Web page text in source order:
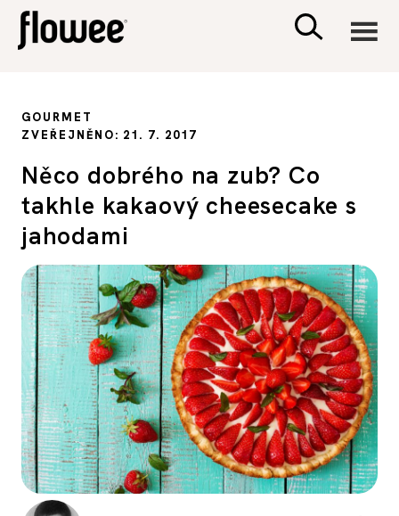
PSYCHOLOGIE
SEX A VZTAHY
PORADNA
GOURMET
ZVEŘEJNĚNO: 21. 7. 2017
Něco dobrého na zub? Co
takhle kakaový cheesecake s
jahodami